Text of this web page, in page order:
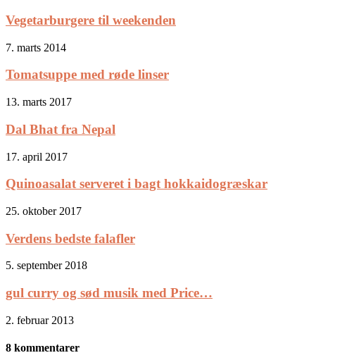
Vegetarburgere til weekenden
7. marts 2014
Tomatsuppe med røde linser
13. marts 2017
Dal Bhat fra Nepal
17. april 2017
Quinoasalat serveret i bagt hokkaidogræskar
25. oktober 2017
Verdens bedste falafler
5. september 2018
gul curry og sød musik med Price…
2. februar 2013
8 kommentarer